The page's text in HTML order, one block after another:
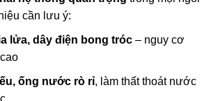
cần lưu ý:
lửa, dây điện bong tróc– nguy cơ
ống nước rò rỉ, làm thất thoát nước